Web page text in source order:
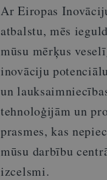
Ar Eiropas
atbalstu, mēs
mūsu mērķus
inovāciju
un
tehnoloģijām un
prasmes, kas
mūsu darbību
izcelsmi.